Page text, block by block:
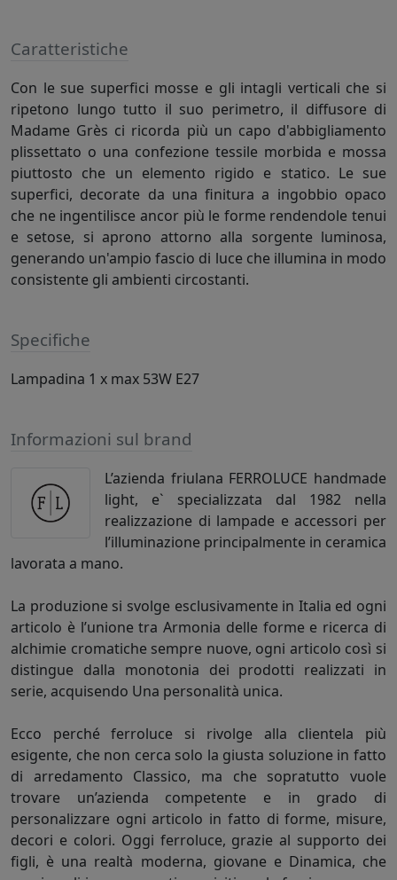
Caratteristiche
Con le sue superfici mosse e gli intagli verticali che si
ripetono lungo tutto il suo perimetro, il diffusore di
Madame Grès ci ricorda più un capo d'abbigliamento
plissettato o una confezione tessile morbida e mossa
piuttosto che un elemento rigido e statico. Le sue
superfici, decorate da una finitura a ingobbio opaco
che ne ingentilisce ancor più le forme rendendole tenui
e setose, si aprono attorno alla sorgente luminosa,
generando un'ampio fascio di luce che illumina in modo
consistente gli ambienti circostanti.
Specifiche
Lampadina 1 x max 53W E27
Informazioni sul brand
L’azienda friulana FERROLUCE handmade
light, e` specializzata dal 1982 nella
realizzazione di lampade e accessori per
l’illuminazione principalmente in ceramica
lavorata a mano.
La produzione si svolge esclusivamente in Italia ed ogni
articolo è l’unione tra Armonia delle forme e ricerca di
alchimie cromatiche sempre nuove, ogni articolo così si
distingue dalla monotonia dei prodotti realizzati in
serie, acquisendo Una personalità unica.
Ecco perché ferroluce si rivolge alla clientela più
esigente, che non cerca solo la giusta soluzione in fatto
di arredamento Classico, ma che sopratutto vuole
trovare un’azienda competente e in grado di
personalizzare ogni articolo in fatto di forme, misure,
decori e colori. Oggi ferroluce, grazie al supporto dei
figli, è una realtà moderna, giovane e Dinamica, che